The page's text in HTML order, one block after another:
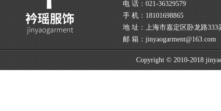
电 话：021-36329579
手 机：18101698865
地 址：上海市嘉定区卧龙路333
邮 箱：jinyaogarment@163.com
Copyright © 2010-2018